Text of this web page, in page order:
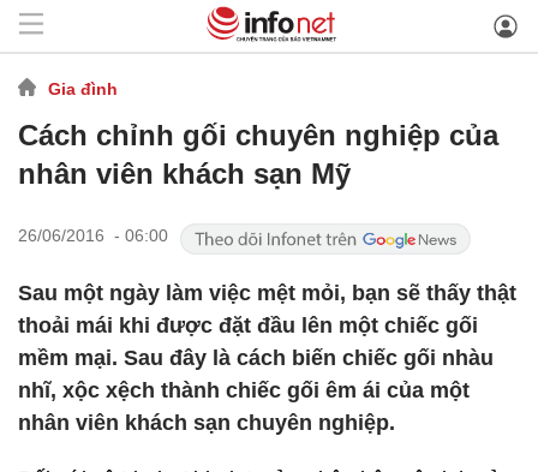
Gia đình
Cách chỉnh gối chuyên nghiệp của
nhân viên khách sạn Mỹ
26/06/2016 - 06:00
Sau một ngày làm việc mệt mỏi, bạn sẽ thấy thật
thoải mái khi được đặt đầu lên một chiếc gối
mềm mại. Sau đây là cách biến chiếc gối nhàu
nhĩ, xộc xệch thành chiếc gối êm ái của một
nhân viên khách sạn chuyên nghiệp.